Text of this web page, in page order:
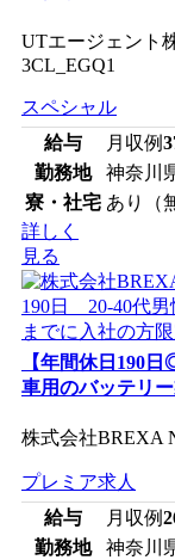
UTエージェント
3CL_EGQ1
スペシャル
給与
月収例
勤務地
神奈川
寮・社宅 あり（
詳しく
見る
【年間休日190
車用のバッテリ
株式会社BREXA
プレミア求人
給与
月収例
勤務地
神奈川